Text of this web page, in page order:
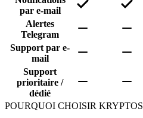
par e-mail
Alertes
Telegram
Support par e-
mail
Support
prioritaire /
dédié
POURQUOI CHOISIR KRYPTOS